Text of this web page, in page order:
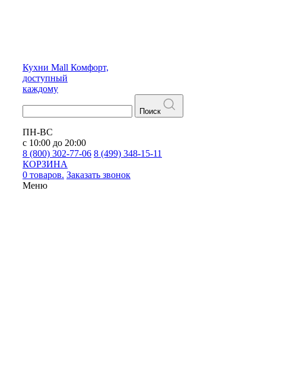
Кухни Mall Комфорт,
доступный
каждому
Поиск
ПН-ВС
с 10:00 до 20:00
8 (800) 302-77-06 8 (499) 348-15-11
КОРЗИНА
0 товаров. Заказать звонок
Меню